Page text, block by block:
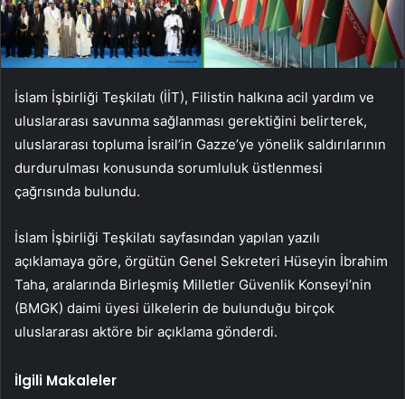
İslam İşbirliği Teşkilatı (İİT), Filistin halkına acil yardım ve
uluslararası savunma sağlanması gerektiğini belirterek,
uluslararası topluma İsrail’in Gazze’ye yönelik saldırılarının
durdurulması konusunda sorumluluk üstlenmesi
çağrısında bulundu.
İslam İşbirliği Teşkilatı sayfasından yapılan yazılı
açıklamaya göre, örgütün Genel Sekreteri Hüseyin İbrahim
Taha, aralarında Birleşmiş Milletler Güvenlik Konseyi’nin
(BMGK) daimi üyesi ülkelerin de bulunduğu birçok
uluslararası aktöre bir açıklama gönderdi.
İlgili Makaleler